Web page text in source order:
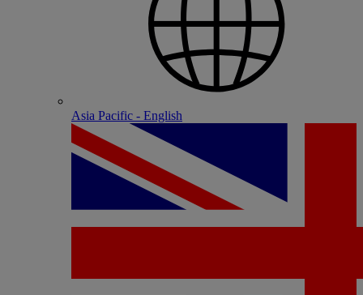
Asia Pacific - English